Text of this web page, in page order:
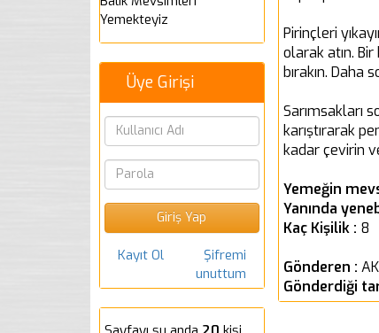
Pirinçleri
olarak atın. Bir
bırakın. Daha
Sarımsakları
karıştırarak
kadar çevirin
Yemeğin
Yanında
Kaç Kişilik : 8
Gönderen :
Gönderdiği
Yemekteyiz
Üye Girişi
Kayıt Ol
Şifremi
unuttum